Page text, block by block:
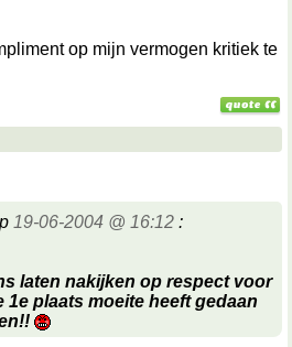
op mijn vermogen kritiek te
19-06-2004 @ 16:12 :
laten nakijken op respect voor
1e plaats moeite heeft gedaan